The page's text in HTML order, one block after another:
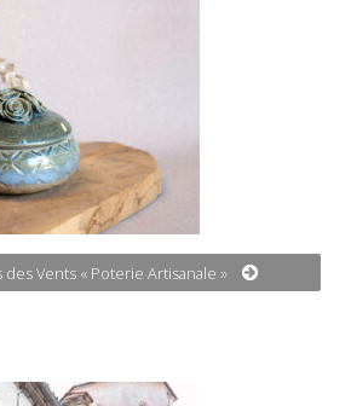
Vents « Poterie Artisanale »